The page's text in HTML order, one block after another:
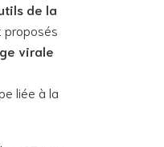
de la
proposés
virale
liée à la